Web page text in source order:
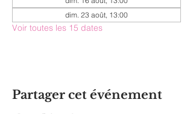
dim. 23 août, 13:00
Voir toutes les 15 dates
Partager cet événement